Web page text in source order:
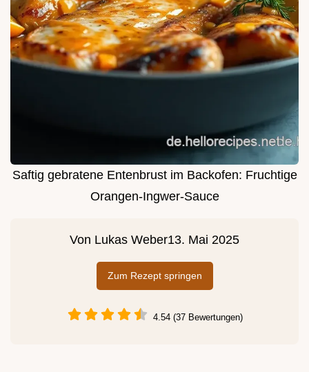
Saftig gebratene Entenbrust im Backofen: Fruchtige
Orangen-Ingwer-Sauce
Von Lukas Weber13. Mai 2025
Zum Rezept springen
4.54 (37 Bewertungen)